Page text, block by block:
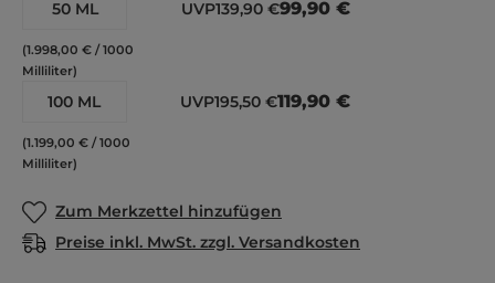
50 ML
(1.998,00 € / 1000
Milliliter)
UVP139,90 €99,90 €
100 ML
(1.199,00 € / 1000
Milliliter)
UVP195,50 €119,90 €
Zum Merkzettel hinzufügen
Preise inkl. MwSt. zzgl. Versandkosten